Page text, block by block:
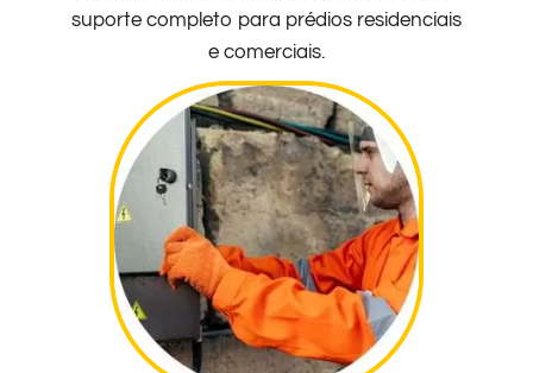
suporte completo para prédios residenciais
e comerciais.